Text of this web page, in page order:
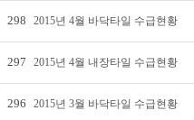
298 2015년 4월 바닥타일 수급현황
297 2015년 4월 내장타일 수급현황
296 2015년 3월 바닥타일 수급현황